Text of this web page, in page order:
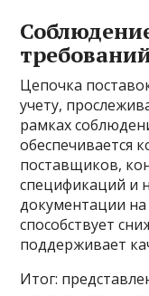
Цепочка
учету,
рамках
обеспечивается
поставщиков,
спецификаций и
документации
способствует
поддерживает
Итог: